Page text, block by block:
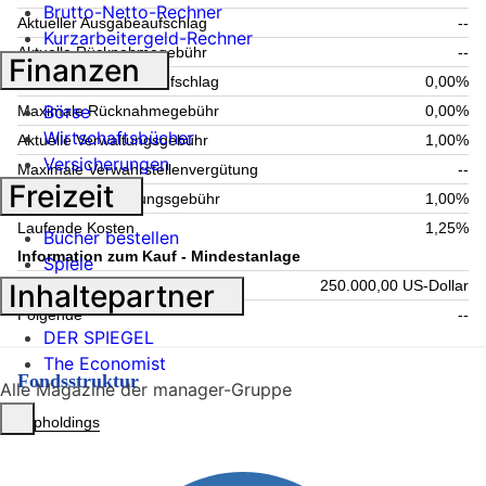
Aktueller Ausgabeaufschlag
--
Aktuelle Rücknahmegebühr
--
Maximaler Ausgabeaufschlag
0,00%
Maximale Rücknahmegebühr
0,00%
Aktuelle Verwaltungsgebühr
1,00%
Maximale Verwahrstellenvergütung
--
Maximale Verwaltungsgebühr
1,00%
Laufende Kosten
1,25%
Information zum Kauf - Mindestanlage
Einmalig
250.000,00 US-Dollar
Folgende
--
Fondsstruktur
Topholdings
Brutto-Netto-Rechner
Kurzarbeitergeld-Rechner
Finanzen
Börse
Wirtschaftsbücher
Versicherungen
Freizeit
Bücher bestellen
Spiele
Inhaltepartner
DER SPIEGEL
The Economist
Alle Magazine der manager-Gruppe